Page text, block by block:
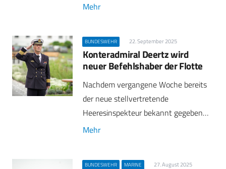
Mehr
BUNDESWEHR 22. September 2025
Konteradmiral Deertz wird
neuer Befehlshaber der Flotte
Nachdem vergangene Woche bereits
der neue stellvertretende
Heeresinspekteur bekannt gegeben…
Mehr
BUNDESWEHR MARINE 27. August 2025